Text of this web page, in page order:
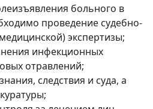
больного в
проведение судебно-
экспертизы;
инфекционных
отравлений;
следствия и суда, а